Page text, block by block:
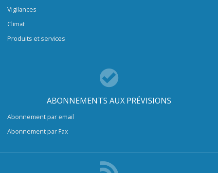
Vigilances
Climat
Produits et services
ABONNEMENTS AUX PRÉVISIONS
Abonnement par email
Abonnement par Fax